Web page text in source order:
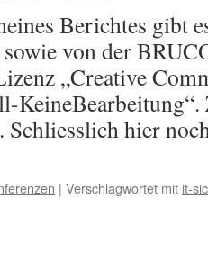
Berichtes gibt
von der
„Creative
KeineBearbeitung“.
Schliesslich hier
| Verschlagwortet mit it-